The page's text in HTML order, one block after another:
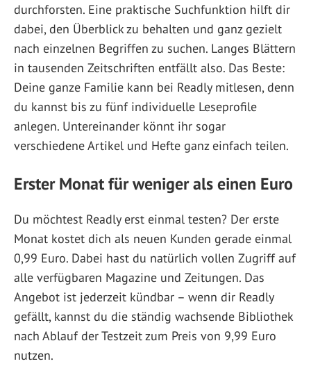
durchforsten. Eine praktische Suchfunktion hilft dir
dabei, den Überblick zu behalten und ganz gezielt
nach einzelnen Begriffen zu suchen. Langes Blättern
in tausenden Zeitschriften entfällt also. Das Beste:
Deine ganze Familie kann bei Readly mitlesen, denn
du kannst bis zu fünf individuelle Leseprofile
anlegen. Untereinander könnt ihr sogar
verschiedene Artikel und Hefte ganz einfach teilen.
Erster Monat für weniger als einen Euro
Du möchtest Readly erst einmal testen? Der erste
Monat kostet dich als neuen Kunden gerade einmal
0,99 Euro. Dabei hast du natürlich vollen Zugriff auf
alle verfügbaren Magazine und Zeitungen. Das
Angebot ist jederzeit kündbar – wenn dir Readly
gefällt, kannst du die ständig wachsende Bibliothek
nach Ablauf der Testzeit zum Preis von 9,99 Euro
nutzen.